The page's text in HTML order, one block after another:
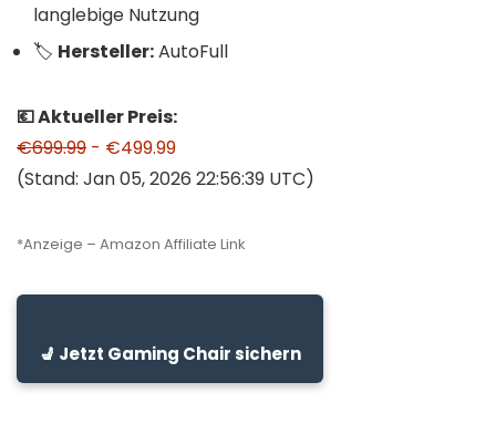
langlebige Nutzung
🏷️ Hersteller:AutoFull
💶 Aktueller Preis:
€699.99 - €499.99
(Stand: Jan 05, 2026 22:56:39 UTC)
*Anzeige – Amazon Affiliate Link
💺 Jetzt Gaming Chair sichern